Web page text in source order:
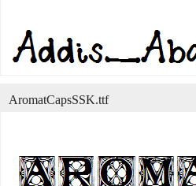
AromatCapsSSK.ttf